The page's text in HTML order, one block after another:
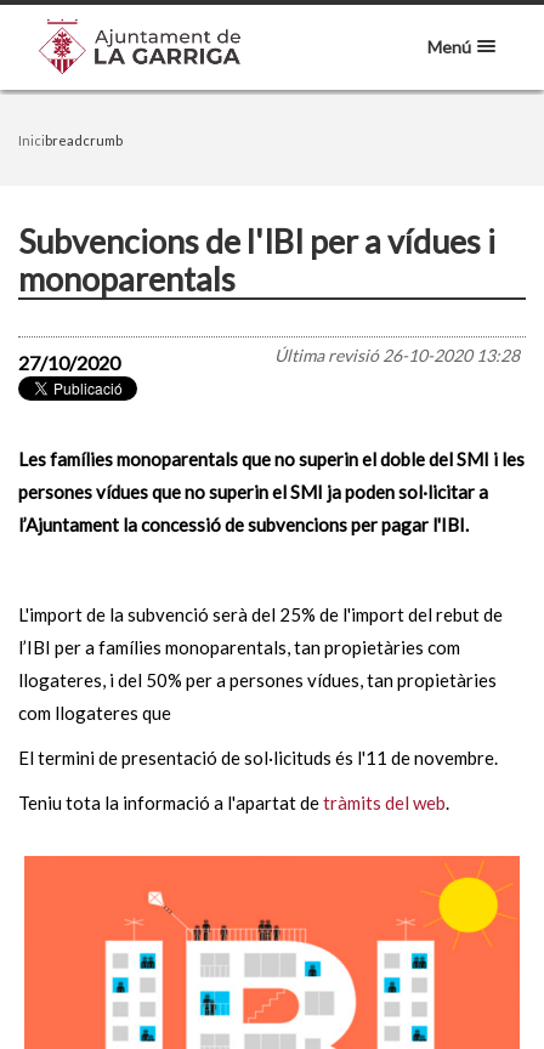
Menú
Inicibreadcrumb
Subvencions de l'IBI per a vídues i
monoparentals
Última revisió26-10-2020 13:28
27/10/2020
Les famílies monoparentals que no superin el doble del SMI i les
persones vídues que no superin el SMI ja poden sol·licitar a
l’Ajuntament la concessió de subvencions per pagar l'IBI.
L'import de la subvenció serà del 25% de l'import del rebut de
l’IBI per a famílies monoparentals, tan propietàries com
llogateres, i del 50% per a persones vídues, tan propietàries
com llogateres que
El termini de presentació de sol·licituds és l'11 de novembre.
Teniu tota la informació a l'apartat detràmits del web.